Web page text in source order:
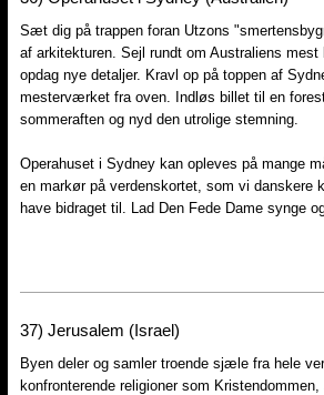
Sæt dig på trappen foran Utzons
af arkitekturen. Sejl rundt om Australiens mest
opdag nye detaljer. Kravl op på toppen af
mesterværket fra oven. Indløs billet til en
sommeraften og nyd den utrolige stemning.
Operahuset i Sydney kan opleves på mange
en markør på verdenskortet, som vi danskere
have bidraget til. Lad Den Fede Dame synge
37)​ Jerusalem (Israel)
Byen deler og samler troende sjæle fra hele
konfronterende religioner som Kristendommen,